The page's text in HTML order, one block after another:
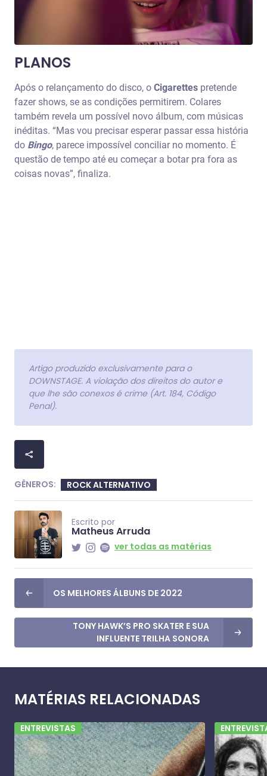
PLANOS
Após o relançamento do disco, o Cigarettes pretende
fazer shows, se as condições permitirem. Colares
também revela um possível novo álbum, com músicas
inéditas. “Mas vou precisar esperar passar essa história
do Bingo, parece impossível conciliar no momento. É
questão de tempo até eu começar a botar pra fora as
coisas novas”, finaliza.
Artigo produzido exclusivamente para o
DOWNSTAGE. A violação dos direitos do autor e
que lhe são conexos é crime (Art. 184, Código
Penal).
GÊNEROS: ROCK ALTERNATIVO
Escrito por
Matheus Arruda
ver todas as matérias
OS MELHORES ÁLBUNS DE 2022
TONY HAWK’S PRO SKATER E SUA
INFLUENTE TRILHA SONORA
MATÉRIAS RELACIONADAS
ENTREVISTAS